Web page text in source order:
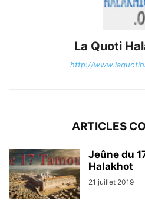
La Quoti
http://
ARTICLES
Jeûne du
Halakhot
21 juillet 2019